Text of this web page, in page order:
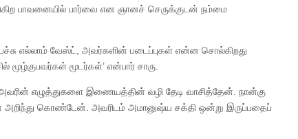
பாவனையில் பார்வை என ஞானச் செருக்குடன் நம்மை
எல்லாம் வேஸ்ட், அவர்களின் படைப்புகள் என்ன சொல்கிறது
மூழ்குபவர்கள் மூடர்கள்’ என்பார் சாரு.
எழுத்துகளை இணையத்தின் வழி தேடி வாசித்தேன். நான்கு
அறிந்து கொண்டேன். அவரிடம் அமானுஷ்ய சக்தி ஒன்று இருப்பதைப்